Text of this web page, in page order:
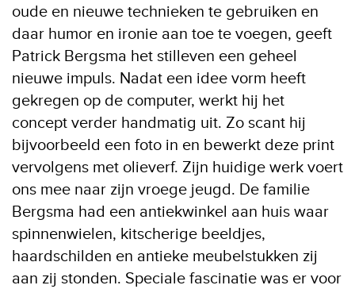
oude en nieuwe technieken te gebruiken en
daar humor en ironie aan toe te voegen, geeft
Patrick Bergsma het stilleven een geheel
nieuwe impuls. Nadat een idee vorm heeft
gekregen op de computer, werkt hij het
concept verder handmatig uit. Zo scant hij
bijvoorbeeld een foto in en bewerkt deze print
vervolgens met olieverf. Zijn huidige werk voert
ons mee naar zijn vroege jeugd. De familie
Bergsma had een antiekwinkel aan huis waar
spinnenwielen, kitscherige beeldjes,
haardschilden en antieke meubelstukken zij
aan zij stonden. Speciale fascinatie was er voor